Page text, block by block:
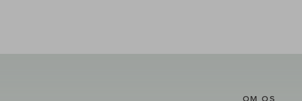
OM OS